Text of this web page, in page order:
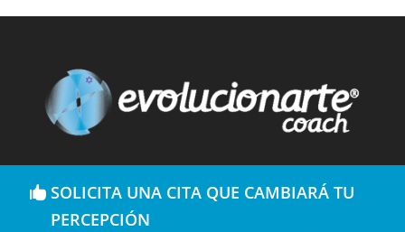
SOLICITA UNA CITA QUE CAMBIARÁ TU
PERCEPCIÓN